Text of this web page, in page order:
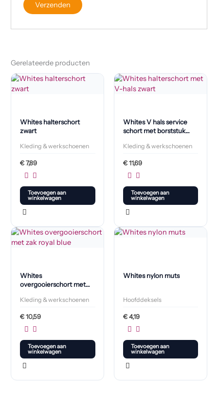
Gerelateerde producten
Whites halterschort
zwart
Kleding & werkschoenen
€7,89
Toevoegen aan
winkelwagen
Whites V hals service
schort met borststuk
Kleding & werkschoenen
€11,69
Toevoegen aan
winkelwagen
Whites
overgooierschort met
Kleding & werkschoenen
€10,59
Toevoegen aan
winkelwagen
Whites nylon muts
Hoofddeksels
€4,19
Toevoegen aan
winkelwagen